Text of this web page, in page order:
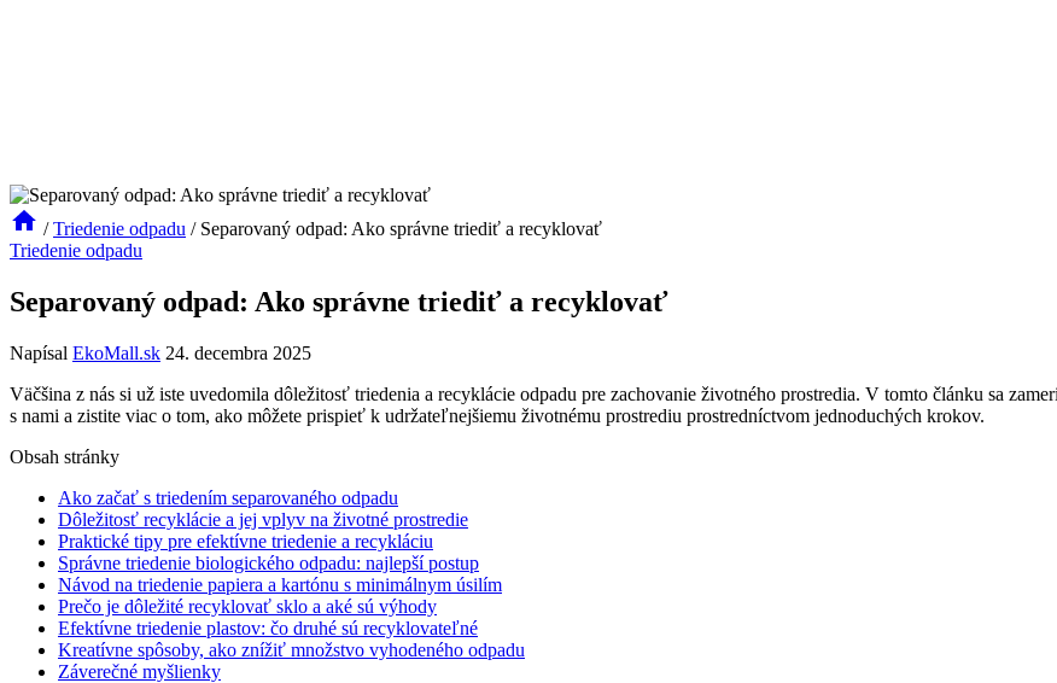
/ Triedenie odpadu / Separovaný odpad: Ako správne triediť a recyklovať
Triedenie odpadu
Separovaný odpad: Ako správne triediť a recyklovať
Napísal EkoMall.sk 24. decembra 2025
Väčšina z nás si už iste uvedomila dôležitosť triedenia a recyklácie odpadu pre zachovanie životného prostredia. V tomto článku sa
s nami a zistite viac o tom, ako môžete prispieť k udržateľnejšiemu životnému prostrediu prostredníctvom jednoduchých krokov.
Obsah stránky
Ako začať s triedením separovaného odpadu
Dôležitosť recyklácie a jej vplyv na životné prostredie
Praktické tipy pre efektívne triedenie a recykláciu
Správne triedenie biologického odpadu: najlepší postup
Návod na triedenie papiera a kartónu s minimálnym úsilím
Prečo je dôležité recyklovať sklo a aké sú výhody
Efektívne triedenie plastov: čo druhé sú recyklovateľné
Kreatívne spôsoby, ako znížiť množstvo vyhodeného odpadu
Záverečné myšlienky